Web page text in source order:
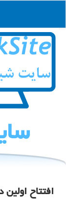
افتتاح